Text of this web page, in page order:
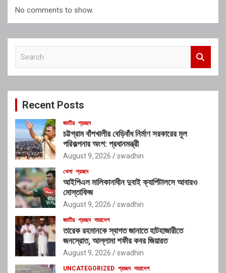
No comments to show.
c
Recent Posts
জাতীয় প্রচ্ছদ
চট্টগ্রাম বাঁশখালীর বেড়িবাঁধ নির্মাণ সরকারের মূল
পরিকল্পনার অংশ: প্রধানমন্ত্রী
August 9, 2026 swadhin
খেলা প্রচ্ছদ
আইপিএল মালিকানাধীন দুবাই ক্যাপিটালসে আবারও
মোস্তাফিজ
August 9, 2026 swadhin
জাতীয় প্রচ্ছদ সারাদেশ
তারেক রহমানকে স্বাগত জানাতে হাটহাজারীতে
জনস্রোত, আল্লামা শফীর কবর জিয়ারত
August 9, 2026 swadhin
UNCATEGORIZED প্রচ্ছদ সারাদেশ